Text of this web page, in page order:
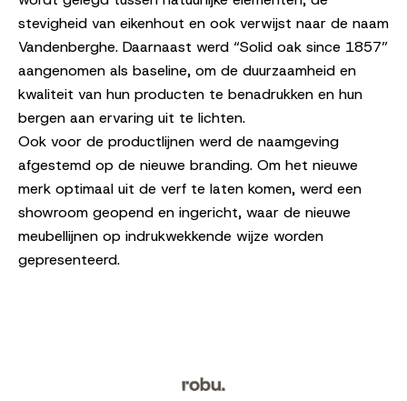
stevigheid van eikenhout en ook verwijst naar de naam
Vandenberghe. Daarnaast werd “Solid oak since 1857”
aangenomen als baseline, om de duurzaamheid en
kwaliteit van hun producten te benadrukken en hun
bergen aan ervaring uit te lichten.
Ook voor de productlijnen werd de naamgeving
afgestemd op de nieuwe branding. Om het nieuwe
merk optimaal uit de verf te laten komen, werd een
showroom geopend en ingericht, waar de nieuwe
meubellijnen op indrukwekkende wijze worden
gepresenteerd.